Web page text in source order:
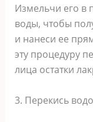
Измельчи его в
воды, чтобы
и нанеси ее
эту процедуру
лица остатки
3. Перекись